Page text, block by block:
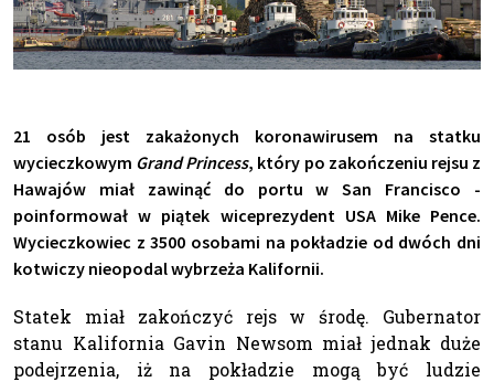
21 osób jest zakażonych koronawirusem na statku
wycieczkowym Grand Princess, który po zakończeniu rejsu z
Hawajów miał zawinąć do portu w San Francisco -
poinformował w piątek wiceprezydent USA Mike Pence.
Wycieczkowiec z 3500 osobami na pokładzie od dwóch dni
kotwiczy nieopodal wybrzeża Kalifornii.
Statek miał zakończyć rejs w środę. Gubernator
stanu Kalifornia Gavin Newsom miał jednak duże
podejrzenia, iż na pokładzie mogą być ludzie